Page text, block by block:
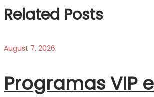
Related Posts
August 7, 2026
Programas VIP e